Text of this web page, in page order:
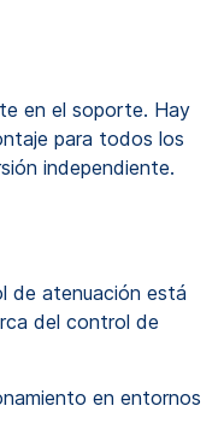
en el soporte. Hay
para todos los
independiente.
de atenuación está
del control de
en entornos